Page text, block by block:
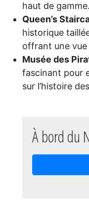
haut de gamme.
Queen’s
historique
offrant une vue
Musée des
fascinant pour
sur l’histoire
À bord du